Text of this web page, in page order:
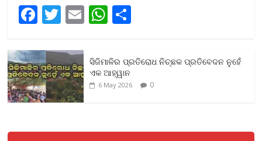
F
ac
e
b
o
o
k
T
w
itt
er
E
m
ai
W
h
at
s
A
p
ar
e
ସିଜିମାଳିର ପ୍ରତିରୋଧ ନିଚ୍ଛକ ପ୍ରତିବେଦନ ନୁହେଁ
ଏକ ଆହ୍ୱାନ
6 May 2026 0